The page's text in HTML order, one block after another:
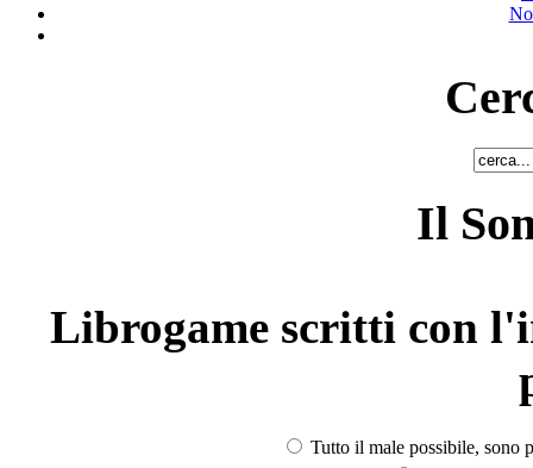
Il
Librogame scritti con
Tutto il male possibile, sono